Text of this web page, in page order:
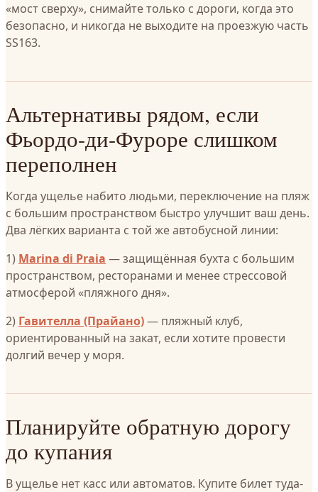
«мост сверху», снимайте только с дороги, когда это
безопасно, и никогда не выходите на проезжую часть
SS163.
Альтернативы рядом, если
Фьордо-ди-Фуроре слишком
переполнен
Когда ущелье набито людьми, переключение на пляж
с большим пространством быстро улучшит ваш день.
Два лёгких варианта с той же автобусной линии:
1) Marina di Praia — защищённая бухта с большим
пространством, ресторанами и менее стрессовой
атмосферой «пляжного дня».
2) Гавителла (Прайано)— пляжный клуб,
ориентированный на закат, если хотите провести
долгий вечер у моря.
Планируйте обратную дорогу
до купания
В ущелье нет касс или автоматов. Купите билет туда-